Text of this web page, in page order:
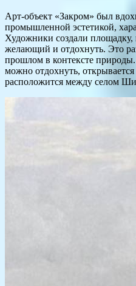
Арт-объект «Закром» был
промышленной эстетикой,
Художники создали
желающий и отдохнуть. Это
прошлом в контексте
можно отдохнуть,
расположится между селом